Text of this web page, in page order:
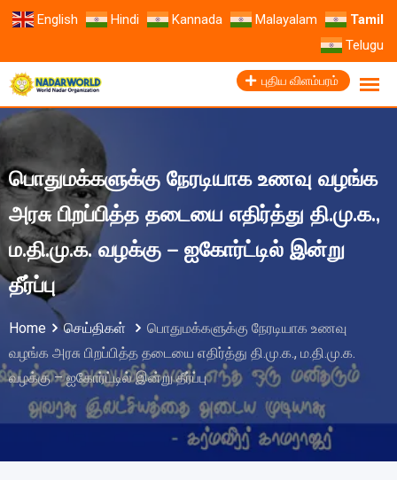
English Hindi Kannada Malayalam
Tamil
Telugu
புதிய விளம்பரம்
பொதுமக்களுக்கு நேரடியாக உணவு வழங்க
அரசு பிறப்பித்த தடையை எதிர்த்து தி.மு.க.,
ம.தி.மு.க. வழக்கு – ஐகோர்ட்டில் இன்று
தீர்ப்பு
Home செய்திகள்
பொதுமக்களுக்கு நேரடியாக உணவு
வழங்க அரசு பிறப்பித்த தடையை எதிர்த்து தி.மு.க., ம.தி.மு.க.
வழக்கு – ஐகோர்ட்டில் இன்று தீர்ப்பு